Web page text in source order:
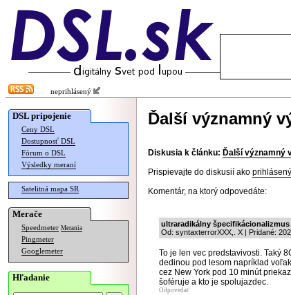
neprihlásený
DSL pripojenie
Ceny DSL
Dostupnosť DSL
Fórum o DSL
Výsledky meraní
Satelitná mapa SR
Merače
Speedmeter Merania
Pingmeter
Googlemeter
Hľadanie
Ďalší významný
Diskusia k článku: Ďalší významný
Prispievajte do diskusií ako
Komentár, na ktorý odpovedáte:
ultraradikálny špecifikácionalizmus
Od: syntaxterrorXXX,. X | Pridané:
To je len vec predstavivosti. Taký
dedinou pod lesom napríklad
cez New York pod 10 minút
šoféruje a kto je spolujazdec.
Odpovedať